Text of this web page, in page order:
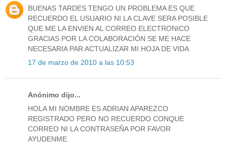
BUENAS TARDES TENGO UN PROBLEMA ES QUE
RECUERDO EL USUARIO NI LA CLAVE SERA POSIBLE
QUE ME LA ENVIEN AL CORREO ELECTRONICO
GRACIAS POR LA COLABORACIÓN SE ME HACE
NECESARIA PAR ACTUALIZAR MI HOJA DE VIDA
17 de marzo de 2010 a las 10:53
Anónimo dijo...
HOLA MI NOMBRE ES ADRIAN APAREZCO
REGISTRADO PERO NO RECUERDO CONQUE
CORREO NI LA CONTRASEÑA POR FAVOR
AYUDENME.